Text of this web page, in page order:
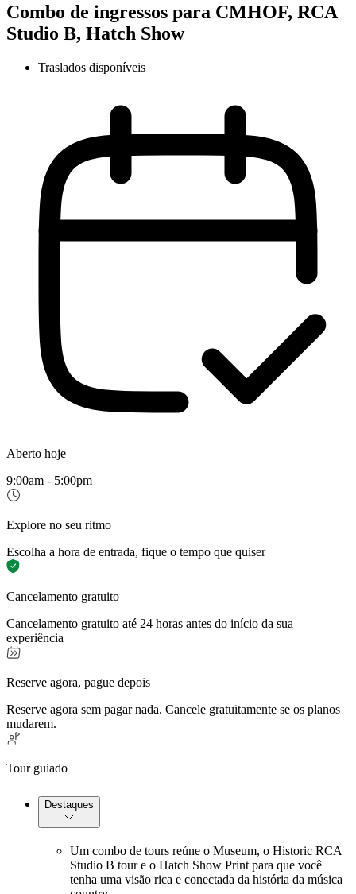
Combo de ingressos para CMHOF, RCA
Studio B, Hatch Show
Traslados disponíveis
Aberto hoje
9:00am - 5:00pm
Explore no seu ritmo
Escolha a hora de entrada, fique o tempo que quiser
Cancelamento gratuito
Cancelamento gratuito até 24 horas antes do início da sua
experiência
Reserve agora, pague depois
Reserve agora sem pagar nada. Cancele gratuitamente se os planos
mudarem.
Tour guiado
Destaques
Um combo de tours reúne o Museum, o Historic RCA
Studio B tour e o Hatch Show Print para que você
tenha uma visão rica e conectada da história da música